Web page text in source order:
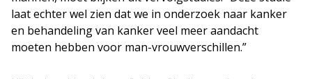
laat echter wel zien dat we in onderzoek naar kanker
en behandeling van kanker veel meer aandacht
moeten hebben voor man-vrouwverschillen.”